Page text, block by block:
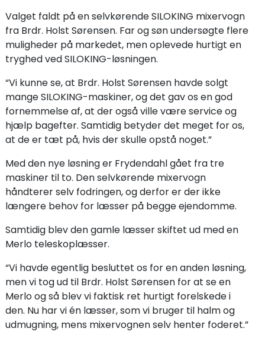
Valget faldt på en selvkørende SILOKING mixervogn
fra Brdr. Holst Sørensen. Far og søn undersøgte flere
muligheder på markedet, men oplevede hurtigt en
tryghed ved SILOKING-løsningen.
“Vi kunne se, at Brdr. Holst Sørensen havde solgt
mange SILOKING-maskiner, og det gav os en god
fornemmelse af, at der også ville være service og
hjælp bagefter. Samtidig betyder det meget for os,
at de er tæt på, hvis der skulle opstå noget.”
Med den nye løsning er Frydendahl gået fra tre
maskiner til to. Den selvkørende mixervogn
håndterer selv fodringen, og derfor er der ikke
længere behov for læsser på begge ejendomme.
Samtidig blev den gamle læsser skiftet ud med en
Merlo teleskoplæsser.
“Vi havde egentlig besluttet os for en anden løsning,
men vi tog ud til Brdr. Holst Sørensen for at se en
Merlo og så blev vi faktisk ret hurtigt forelskede i
den. Nu har vi én læsser, som vi bruger til halm og
udmugning, mens mixervognen selv henter foderet.”